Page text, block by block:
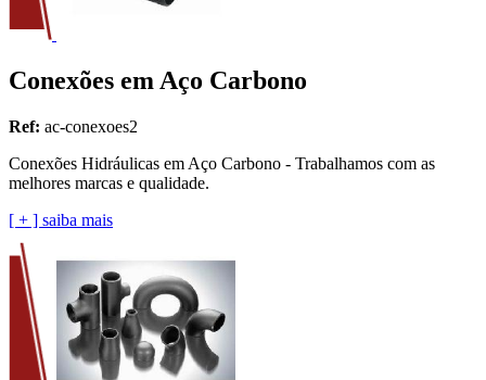
Conexões em Aço Carbono
Ref: ac-conexoes2
Conexões Hidráulicas em Aço Carbono - Trabalhamos com as
melhores marcas e qualidade.
[ + ] saiba mais